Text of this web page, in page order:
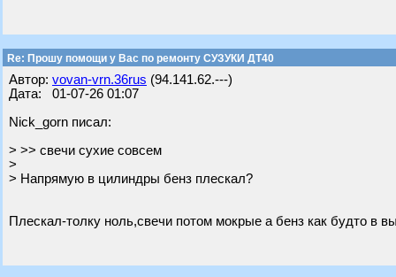
Re: Прошу помощи у Вас по ремонту СУЗУКИ ДТ40
Автор: vovan-vrn.36rus (94.141.62.---)
Дата: 01-07-26 01:07
Nick_gorn писал:
> >> свечи сухие совсем
>
> Напрямую в цилиндры бенз плескал?
Плескал-толку ноль,свечи потом мокрые а бенз как будто в